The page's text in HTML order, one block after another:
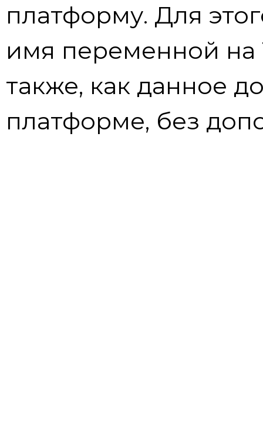
платформу. Для
имя переменной на
также, как данное
платформе, без